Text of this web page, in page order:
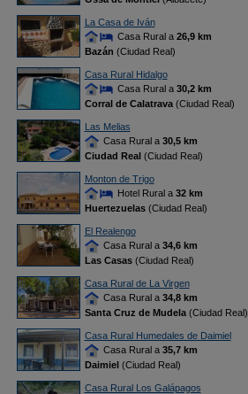
La Casa de Iván
Casa Rural a 26,9 km
Bazán (Ciudad Real)
Casa Rural Hidalgo
Casa Rural a 30,2 km
Corral de Calatrava(Ciudad Real)
Las Melias
Casa Rural a 30,5 km
Ciudad Real(Ciudad Real)
Monton de Trigo
Hotel Rural a 32 km
Huertezuelas(Ciudad Real)
El Realengo
Casa Rural a 34,6 km
Las Casas(Ciudad Real)
Casa Rural de La Virgen
Casa Rural a 34,8 km
Santa Cruz de Mudela(Ciudad Real)
Casa Rural Humedales de Daimiel
Casa Rural a 35,7 km
Daimiel(Ciudad Real)
Casa Rural Los Galápagos